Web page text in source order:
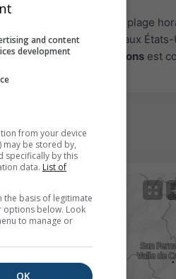
pour la plage
nowcast.de(disponibles aux États-
des précipitations est
and content
development
from your device
may be stored by,
specifically by this
data. List of
the basis of legitimate
options below. Look
to manage or
OK